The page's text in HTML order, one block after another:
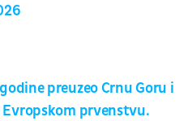
preuzeo Crnu Goru i
prvenstvu.